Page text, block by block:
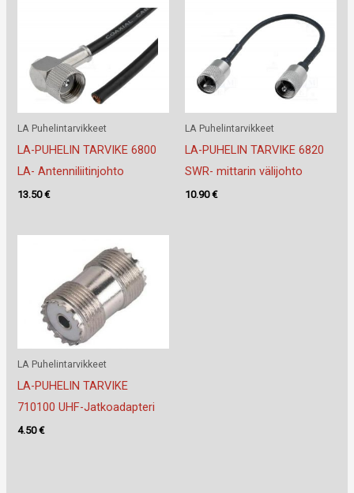
LA Puhelintarvikkeet
LA-PUHELIN TARVIKE 6800
LA- Antenniliitinjohto
13.50€
LA Puhelintarvikkeet
LA-PUHELIN TARVIKE 6820
SWR- mittarin välijohto
10.90€
LA Puhelintarvikkeet
LA-PUHELIN TARVIKE
710100 UHF-Jatkoadapteri
4.50€